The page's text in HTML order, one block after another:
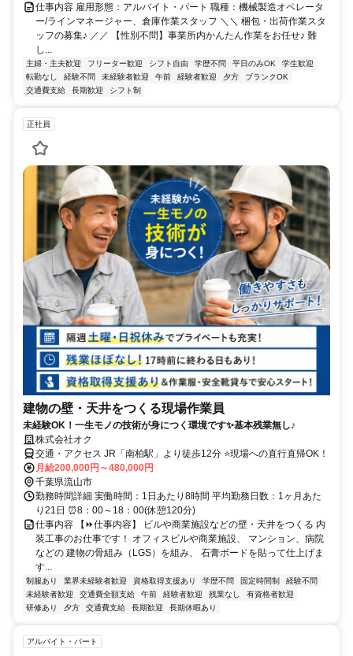
仕事内容 雇用形態：アルバイト・パート 職種：機械製造オペレータ
ー/ラインマネージャー、倉庫作業スタッフ ＼＼ 梱包・出荷作業スタ
ッフの募集♪ ／／ 【性別不問】事業所内かんたん作業をお任せ♪ 難
し...
主婦・主夫歓迎 フリーター歓迎 シフト自由 学歴不問 平日のみOK
学生歓迎
転勤なし
経験不問 未経験者歓迎 午前 経験者歓迎 夕方
ブランクOK
交通費支給
長期歓迎 シフト制
正社員
建物の壁・天井をつくる現場作業員
未経験OK！一生モノの技術が身につく環境です✨基本残業無し♪
株式会社オク
交通・アクセス JR「南柏駅」より徒歩12分 ⭐現場への直行直帰OK！
月給200,000円～480,000円
千葉県流山市
勤務時間詳細 実働時間：1日あたり8時間 平均勤務日数：1ヶ月あた
り21日 ⏰8：00～18：00(休憩120分)
仕事内容 【⏩仕事内容】 ビルや商業施設などの壁・天井をつくる 内
装工事のお仕事です！ オフィスビルや商業施設、 マンション、病院
などの 建物の骨組み（LGS）を組み、 石膏ボードを貼って仕上げま
す...
制服あり 業界未経験者歓迎 資格取得支援あり 学歴不問 固定時間制
経験不問
未経験者歓迎
交通費全額支給 午前 経験者歓迎 残業なし
有資格者歓迎
研修あり
夕方 交通費支給 長期歓迎 長期休暇あり
アルバイト・パート